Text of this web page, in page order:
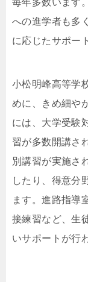
毎年多数います
への進学者も多
に応じたサポー
小松明峰高等学
めに、きめ細や
には、大学受験
習が多数開講さ
別講習が実施さ
したり、得意分
ます。進路指導
接練習など、生
いサポートが行